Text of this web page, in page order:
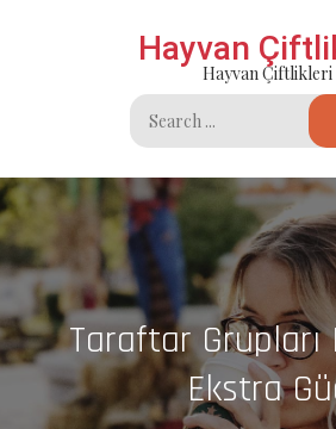
Hayvan
Hayvan Çiftlikleri
Search
for:
Taraftar
Ekstra